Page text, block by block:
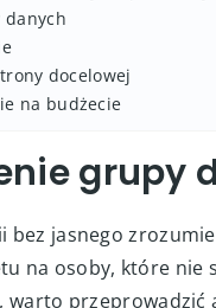
celów kampanii
reklamy do platformy
docelowej
grupy